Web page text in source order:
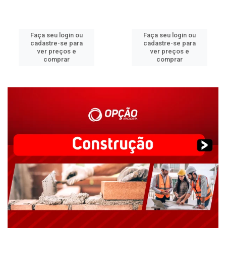
Faça seu login ou
cadastre-se para
ver preços e
comprar
Faça seu login ou
cadastre-se para
ver preços e
comprar